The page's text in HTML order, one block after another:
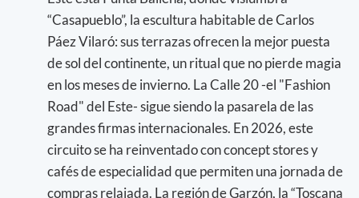
“Casapueblo”, la escultura habitable de Carlos
Páez Vilaró: sus terrazas ofrecen la mejor puesta
de sol del continente, un ritual que no pierde magia
en los meses de invierno. La Calle 20 -el "Fashion
Road" del Este- sigue siendo la pasarela de las
grandes firmas internacionales. En 2026, este
circuito se ha reinventado con concept stores y
cafés de especialidad que permiten una jornada de
compras relajada. La región de Garzón, la “Toscana